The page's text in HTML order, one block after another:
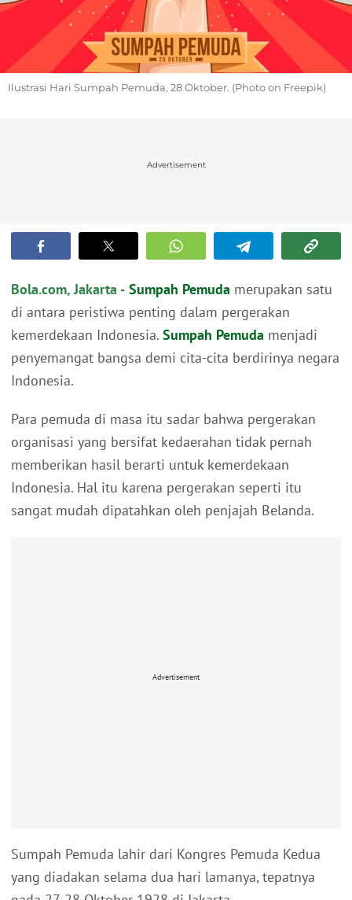
Ilustrasi Hari Sumpah Pemuda, 28 Oktober. (Photo on Freepik)
Advertisement
Bola.com, Jakarta - Sumpah Pemuda merupakan satu
di antara peristiwa penting dalam pergerakan
kemerdekaan Indonesia. Sumpah Pemuda menjadi
penyemangat bangsa demi cita-cita berdirinya negara
Indonesia.
Para pemuda di masa itu sadar bahwa pergerakan
organisasi yang bersifat kedaerahan tidak pernah
memberikan hasil berarti untuk kemerdekaan
Indonesia. Hal itu karena pergerakan seperti itu
sangat mudah dipatahkan oleh penjajah Belanda.
Advertisement
Sumpah Pemuda lahir dari Kongres Pemuda Kedua
yang diadakan selama dua hari lamanya, tepatnya